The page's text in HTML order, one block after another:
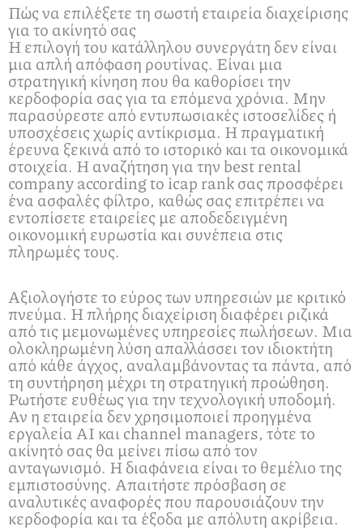
Πώς να επιλέξετε τη σωστή εταιρεία διαχείρισης
για το ακίνητό σας
Η επιλογή του κατάλληλου συνεργάτη δεν είναι
μια απλή απόφαση ρουτίνας. Είναι μια
στρατηγική κίνηση που θα καθορίσει την
κερδοφορία σας για τα επόμενα χρόνια. Μην
παρασύρεστε από εντυπωσιακές ιστοσελίδες ή
υποσχέσεις χωρίς αντίκρισμα. Η πραγματική
έρευνα ξεκινά από το ιστορικό και τα οικονομικά
στοιχεία. Η αναζήτηση για την best rental
company according to icap rank σας προσφέρει
ένα ασφαλές φίλτρο, καθώς σας επιτρέπει να
εντοπίσετε εταιρείες με αποδεδειγμένη
οικονομική ευρωστία και συνέπεια στις
πληρωμές τους.
Αξιολογήστε το εύρος των υπηρεσιών με κριτικό
πνεύμα. Η πλήρης διαχείριση διαφέρει ριζικά
από τις μεμονωμένες υπηρεσίες πωλήσεων. Μια
ολοκληρωμένη λύση απαλλάσσει τον ιδιοκτήτη
από κάθε άγχος, αναλαμβάνοντας τα πάντα, από
τη συντήρηση μέχρι τη στρατηγική προώθηση.
Ρωτήστε ευθέως για την τεχνολογική υποδομή.
Αν η εταιρεία δεν χρησιμοποιεί προηγμένα
εργαλεία AI και channel managers, τότε το
ακίνητό σας θα μείνει πίσω από τον
ανταγωνισμό. Η διαφάνεια είναι το θεμέλιο της
εμπιστοσύνης. Απαιτήστε πρόσβαση σε
αναλυτικές αναφορές που παρουσιάζουν την
κερδοφορία και τα έξοδα με απόλυτη ακρίβεια.